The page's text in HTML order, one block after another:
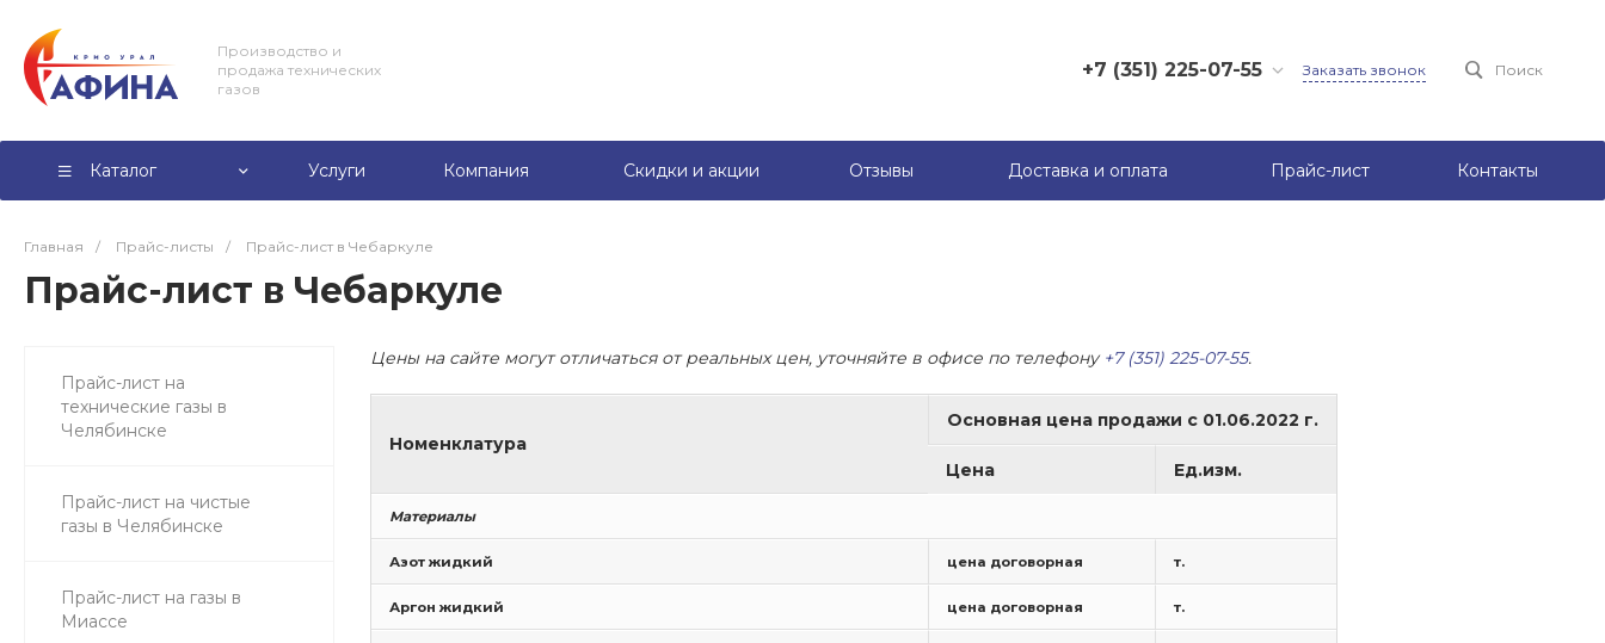
Производство и
продажа технических
газов
+7 (351) 225-07-55
+7 (950) 722-82-13
Заказать звонок Поиск
Каталог Услуги Компания Скидки и акции Отзывы Доставка и оплата Прайс-лист Контакты
Главная / Прайс-листы / Прайс-лист в Чебаркуле
Прайс-лист в Чебаркуле
Прайс-лист на
технические газы в
Челябинске
Прайс-лист на чистые
газы в Челябинске
Прайс-лист на газы в
Миассе
Цены на сайте могут отличаться от реальных цен, уточняйте в офисе по телефону +7 (351) 225-07-55.
Номенклатура
Основная цена продажи с 01.06.2022 г.
Цена Ед.изм.
Материалы
Азот жидкий цена договорная т.
Аргон жидкий цена договорная т.